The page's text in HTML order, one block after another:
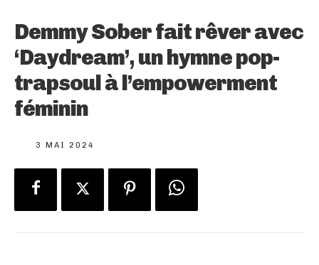
Demmy Sober fait rêver avec
‘Daydream’, un hymne pop-
trapsoul à l’empowerment
féminin
3 MAI 2024